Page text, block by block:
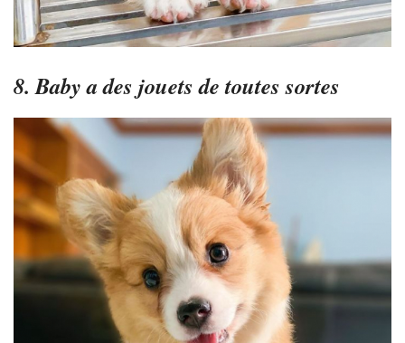
8. Baby a des jouets de toutes sortes